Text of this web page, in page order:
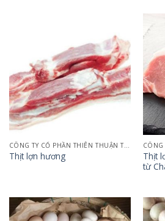
CÔNG TY CỔ PHẦN THIÊN THUẬN TƯỜNG QUẢNG NINH
Thịt lợn hương
Thịt
từ